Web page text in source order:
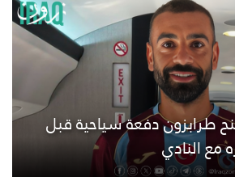
طرابزون دفعة سياحية قبل
مع النادي